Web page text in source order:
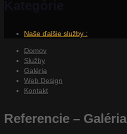
Naše ďalšie služby :
Domov
Služby
Galéria
Web Design
Kontakt
Referencie – Galéria